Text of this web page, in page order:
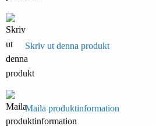
Skriv ut denna produkt
Maila produktinformation